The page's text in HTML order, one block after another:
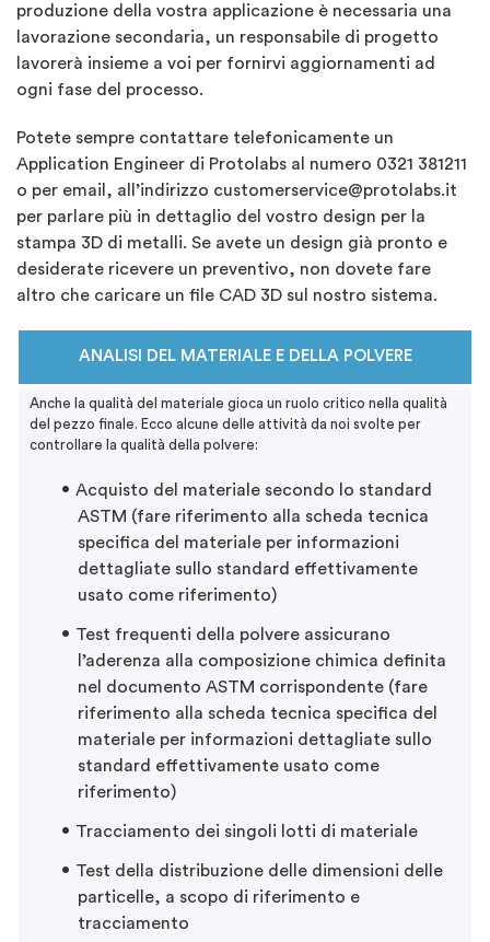
produzione della vostra applicazione è necessaria una
lavorazione secondaria, un responsabile di progetto
lavorerà insieme a voi per fornirvi aggiornamenti ad
ogni fase del processo.
Potete sempre contattare telefonicamente un
Application Engineer di Protolabs al numero 0321 381211
o per email, all’indirizzo customerservice@protolabs.it
per parlare più in dettaglio del vostro design per la
stampa 3D di metalli. Se avete un design già pronto e
desiderate ricevere un preventivo, non dovete fare
altro che caricare un file CAD 3D sul nostro sistema.
ANALISI DEL MATERIALE E DELLA POLVERE
Anche la qualità del materiale gioca un ruolo critico nella qualità
del pezzo finale. Ecco alcune delle attività da noi svolte per
controllare la qualità della polvere:
Acquisto del materiale secondo lo standard
ASTM (fare riferimento alla scheda tecnica
specifica del materiale per informazioni
dettagliate sullo standard effettivamente
usato come riferimento)
Test frequenti della polvere assicurano
l’aderenza alla composizione chimica definita
nel documento ASTM corrispondente (fare
riferimento alla scheda tecnica specifica del
materiale per informazioni dettagliate sullo
standard effettivamente usato come
riferimento)
Tracciamento dei singoli lotti di materiale
Test della distribuzione delle dimensioni delle
particelle, a scopo di riferimento e
tracciamento